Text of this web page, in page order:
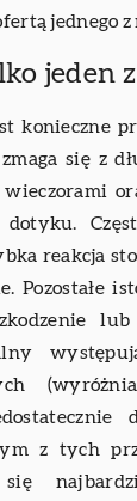
jednego
jeden
konieczne
się z
wieczorami
dotyku.
reakcja
Pozostałe
z tych
się